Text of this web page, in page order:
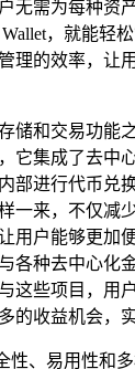
无需为每种资
，就能轻
理的效率，让
储和交易功能
它集成了去中
部进行代币兑
一来，不仅减
用户能够更加
各种去中心化
这些项目，用
的收益机会，
性、易用性和